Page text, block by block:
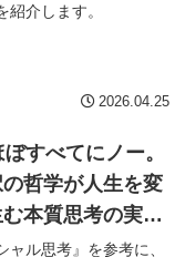
介します。
2026.04.25
すべてにノー。
哲学が人生を変
本質思考の実践
ル思考』を参考に、